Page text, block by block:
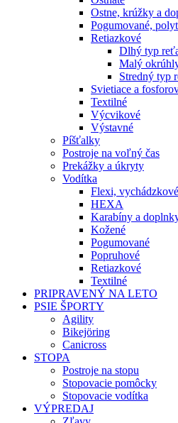
Ostne, krúžky a
Pogumované,
Retiazkové
Dlhý typ
Malý
Stredný typ
Svietiace a
Textilné
Výcvikové
Výstavné
Píšťalky
Postroje na voľný čas
Prekážky a úkryty
Vodítka
Flexi, vychádzkové
HEXA
Karabíny a
Kožené
Pogumované
Popruhové
Retiazkové
Textilné
PRIPRAVENÝ NA LETO
PSIE ŠPORTY
Agility
Bikejöring
Canicross
STOPA
Postroje na stopu
Stopovacie pomôcky
Stopovacie vodítka
VÝPREDAJ